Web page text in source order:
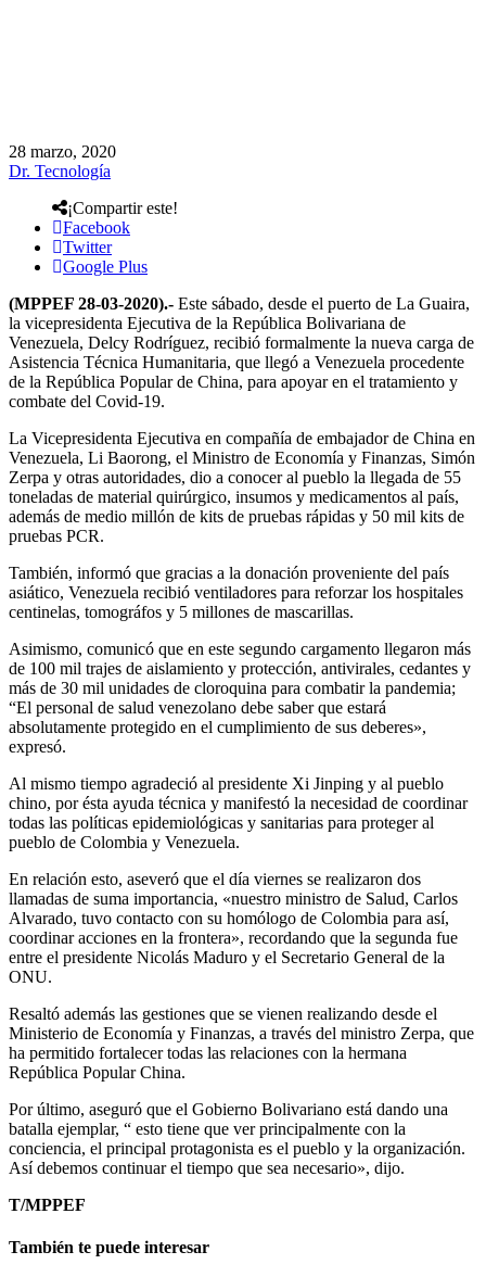
28 marzo, 2020
Dr. Tecnología
¡Compartir este!
Facebook
Twitter
Google Plus
(MPPEF 28-03-2020).- Este sábado, desde el puerto de La Guaira,
la vicepresidenta Ejecutiva de la República Bolivariana de
Venezuela, Delcy Rodríguez, recibió formalmente la nueva carga de
Asistencia Técnica Humanitaria, que llegó a Venezuela procedente
de la República Popular de China, para apoyar en el tratamiento y
combate del Covid-19.
La Vicepresidenta Ejecutiva en compañía de embajador de China en
Venezuela, Li Baorong, el Ministro de Economía y Finanzas, Simón
Zerpa y otras autoridades, dio a conocer al pueblo la llegada de 55
toneladas de material quirúrgico, insumos y medicamentos al país,
además de medio millón de kits de pruebas rápidas y 50 mil kits de
pruebas PCR.
También, informó que gracias a la donación proveniente del país
asiático, Venezuela recibió ventiladores para reforzar los hospitales
centinelas, tomográfos y 5 millones de mascarillas.
Asimismo, comunicó que en este segundo cargamento llegaron más
de 100 mil trajes de aislamiento y protección, antivirales, cedantes y
más de 30 mil unidades de cloroquina para combatir la pandemia;
“El personal de salud venezolano debe saber que estará
absolutamente protegido en el cumplimiento de sus deberes»,
expresó.
Al mismo tiempo agradeció al presidente Xi Jinping y al pueblo
chino, por ésta ayuda técnica y manifestó la necesidad de coordinar
todas las políticas epidemiológicas y sanitarias para proteger al
pueblo de Colombia y Venezuela.
En relación esto, aseveró que el día viernes se realizaron dos
llamadas de suma importancia, «nuestro ministro de Salud, Carlos
Alvarado, tuvo contacto con su homólogo de Colombia para así,
coordinar acciones en la frontera», recordando que la segunda fue
entre el presidente Nicolás Maduro y el Secretario General de la
ONU.
Resaltó además las gestiones que se vienen realizando desde el
Ministerio de Economía y Finanzas, a través del ministro Zerpa, que
ha permitido fortalecer todas las relaciones con la hermana
República Popular China.
Por último, aseguró que el Gobierno Bolivariano está dando una
batalla ejemplar, “ esto tiene que ver principalmente con la
conciencia, el principal protagonista es el pueblo y la organización.
Así debemos continuar el tiempo que sea necesario», dijo.
T/MPPEF
También te puede interesar